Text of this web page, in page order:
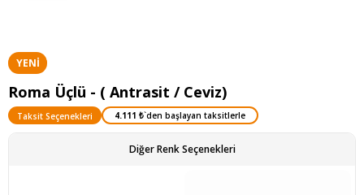
YENI
ÜRÜN
Roma Üçlü - ( Antrasit / Ceviz)
Taksit Seçenekleri 4.111 ₺`den başlayan taksitlerle
Diğer Renk Seçenekleri